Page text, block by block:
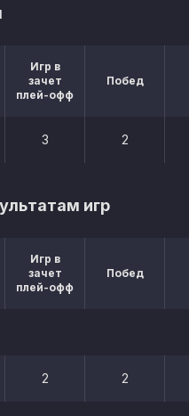
Игр в
зачет
плей-офф
Побед
3 2
игр
Игр в
зачет
плей-офф
Побед
2 2